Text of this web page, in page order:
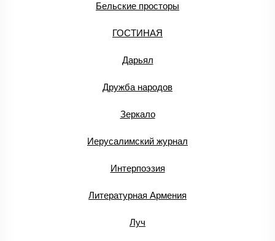
Бельские просторы
ГОСТИНАЯ
Дарьял
Дружба народов
Зеркало
Иерусалимский журнал
Интерпоэзия
Литературная Армения
Луч